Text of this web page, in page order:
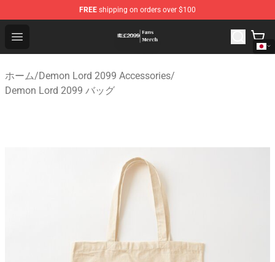
FREE shipping on orders over $100
Open menu
Demon Lord 2099 Store - Official Demon Lord 2099
ホーム/Demon Lord 2099 Accessories/
Demon Lord 2099 バッグ